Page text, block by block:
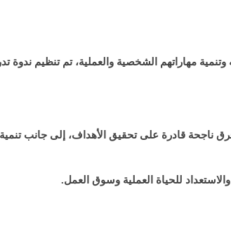
مهاراتهم الشخصية والعملية، تم تنظيم ندوة
ناجحة قادرة على تحقيق الأهداف، إلى جانب
للحياة العملية وسوق العمل.